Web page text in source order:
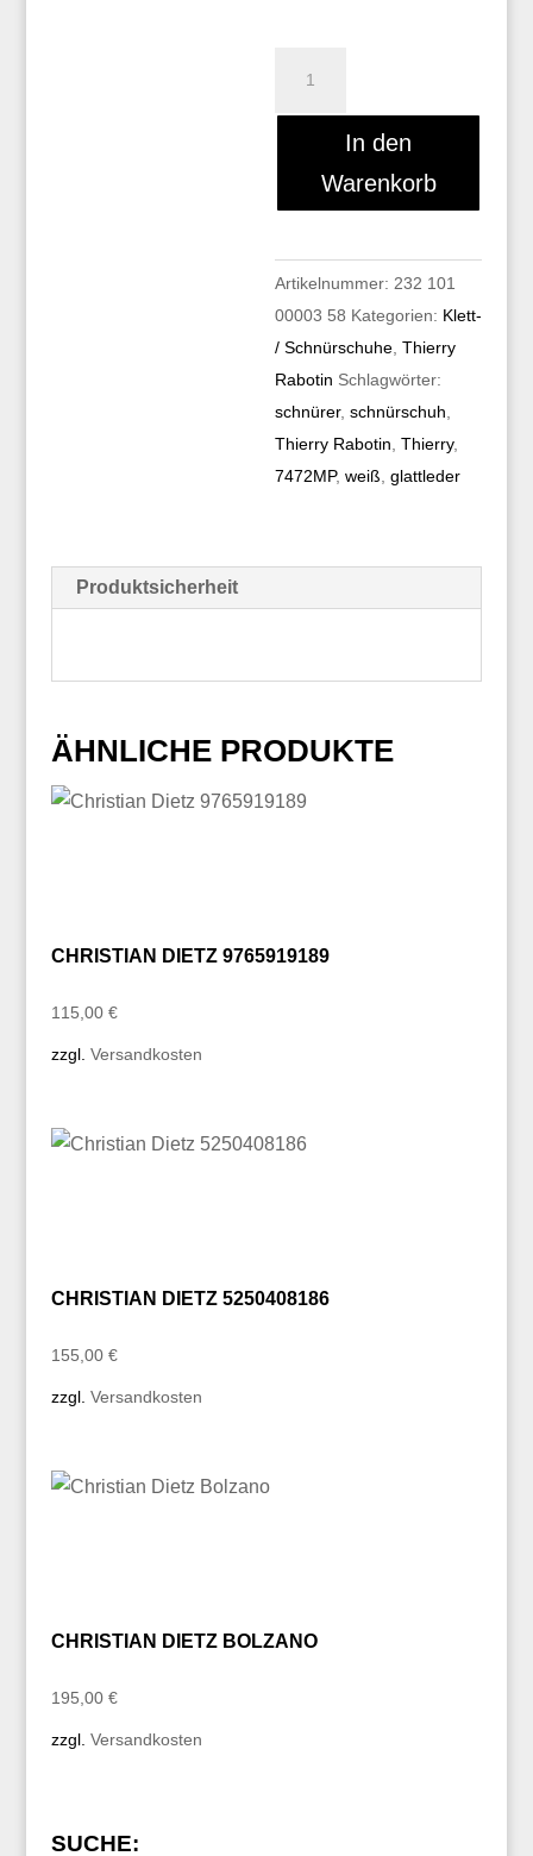
In den
Warenkorb
Artikelnummer: 232 101
00003 58 Kategorien: Klett-
/ Schnürschuhe ,Thierry
Rabotin Schlagwörter:
schnürer,schnürschuh
Thierry Rabotin ,Thierry,
7472MP,weiß ,glattleder
Produktsicherheit
ÄHNLICHE PRODUKTE
CHRISTIAN DIETZ 9765919189
115,00 €
zzgl. Versandkosten
CHRISTIAN DIETZ 5250408186
155,00 €
zzgl. Versandkosten
CHRISTIAN DIETZ BOLZANO
195,00 €
zzgl. Versandkosten
SUCHE: